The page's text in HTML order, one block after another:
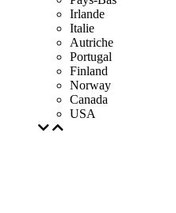
Irlande
Italie
Autriche
Portugal
Finland
Norway
Canada
USA